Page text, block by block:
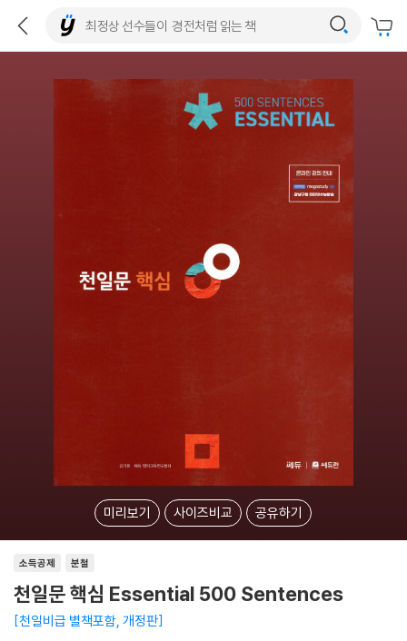
미리보기 사이즈비교 공유하기
소득공제 분철
천일문 핵심 Essential 500 Sentences
천일비급 별책포함, 개정판